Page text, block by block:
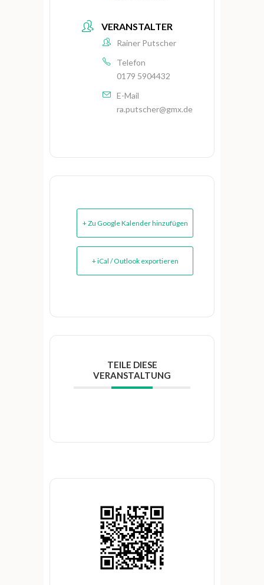
VERANSTALTER
Rainer Putscher
Telefon
0179 5904432
E-Mail
ra.putscher@gmx.de
+ Zu Google Kalender hinzufügen
+ iCal / Outlook exportieren
TEILE DIESE
VERANSTALTUNG